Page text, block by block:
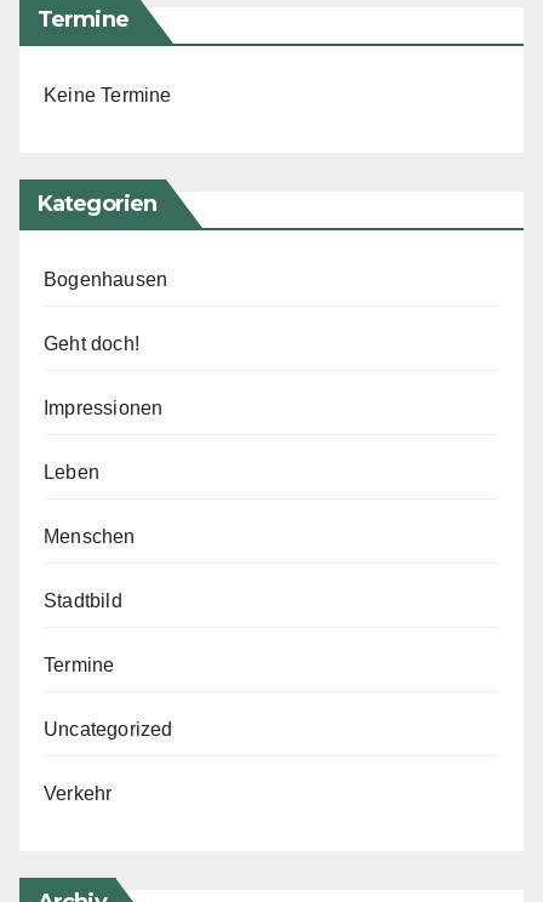
Termine
Keine Termine
Kategorien
Bogenhausen
Geht doch!
Impressionen
Leben
Menschen
Stadtbild
Termine
Uncategorized
Verkehr